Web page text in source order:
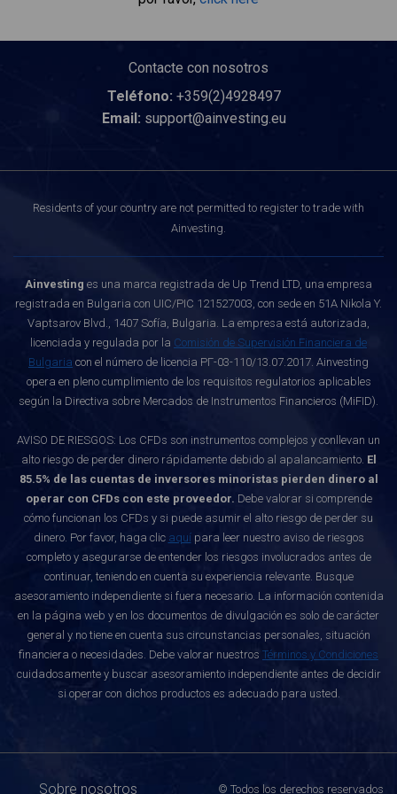
Contacte con nosotros
Teléfono: +359(2)4928497
Email: support@ainvesting.eu
Residents of your country are not permitted to register to trade with
Ainvesting.
Ainvesting es una marca registrada de Up Trend LTD, una empresa
registrada en Bulgaria con UIC/PIC 121527003, con sede en 51A Nikola Y.
Vaptsarov Blvd., 1407 Sofía, Bulgaria. La empresa está autorizada,
licenciada y regulada por la Comisión de Supervisión Financiera de
Bulgaria con el número de licencia РГ-03-110/13.07.2017. Ainvesting
opera en pleno cumplimiento de los requisitos regulatorios aplicables
según la Directiva sobre Mercados de Instrumentos Financieros (MiFID).
AVISO DE RIESGOS: Los CFDs son instrumentos complejos y conllevan un
alto riesgo de perder dinero rápidamente debido al apalancamiento. El
85.5% de las cuentas de inversores minoristas pierden dinero al
operar con CFDs con este proveedor. Debe valorar si comprende
cómo funcionan los CFDs y si puede asumir el alto riesgo de perder su
dinero. Por favor, haga clic aquípara leer nuestro aviso de riesgos
completo y asegurarse de entender los riesgos involucrados antes de
continuar, teniendo en cuenta su experiencia relevante. Busque
asesoramiento independiente si fuera necesario. La información contenida
en la página web y en los documentos de divulgación es solo de carácter
general y no tiene en cuenta sus circunstancias personales, situación
financiera o necesidades. Debe valorar nuestros Términos y Condiciones
cuidadosamente y buscar asesoramiento independiente antes de decidir
si operar con dichos productos es adecuado para usted.
Sobre nosotros © Todos los derechos reservados